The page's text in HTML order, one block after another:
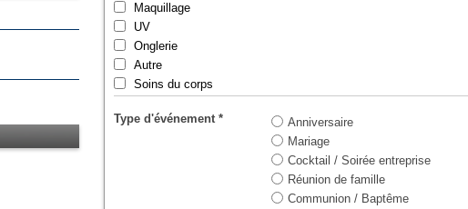
Maquillage
UV
Onglerie
Autre
Soins du corps
Type d'événement *
Anniversaire
Mariage
Cocktail / Soirée entreprise
Réunion de famille
Communion / Baptême